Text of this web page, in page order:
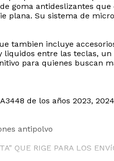
goma antideslizantes
plana. Su sistema de
tambien incluye
entre las teclas,
para quienes buscan
de los años 2023,
antipolvo
QUE RIGE PARA LOS